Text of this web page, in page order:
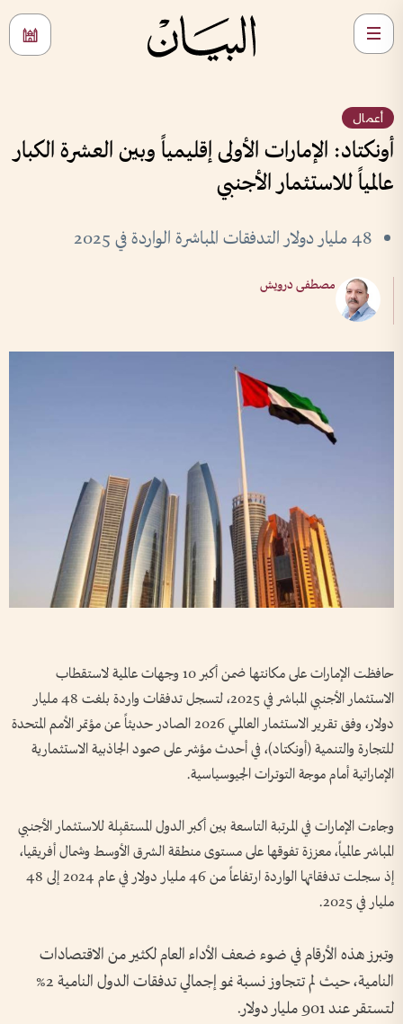
أعمال
أونكتاد: الإمارات الأولى إقليمياً وبين العشرة الكبار
عالمياً للاستثمار الأجنبي
48 مليار دولار التدفقات المباشرة الواردة في 2025
مصطفى درويش
حافظت الإمارات على مكانتها ضمن أكبر 10 وجهات عالمية لاستقطاب
الاستثمار الأجنبي المباشر في 2025، لتسجل تدفقات واردة بلغت 48 مليار
دولار، وفق تقرير الاستثمار العالمي 2026 الصادر حديثاً عن مؤتمر الأمم المتحدة
للتجارة والتنمية (أونكتاد)، في أحدث مؤشر على صمود الجاذبية الاستثمارية
الإماراتية أمام موجة التوترات الجيوسياسية.
وجاءت الإمارات في المرتبة التاسعة بين أكبر الدول المستقبِلة للاستثمار الأجنبي
المباشر عالمياً، معززة تفوقها على مستوى منطقة الشرق الأوسط وشمال أفريقيا،
إذ سجلت تدفقاتها الواردة ارتفاعاً من 46 مليار دولار في عام 2024 إلى 48
مليار في 2025.
وتبرز هذه الأرقام في ضوء ضعف الأداء العام لكثير من الاقتصادات
النامية، حيث لم تتجاوز نسبة نمو إجمالي تدفقات الدول النامية 2%
لتستقر عند 901 مليار دولار.